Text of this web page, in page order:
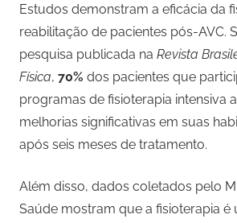
Estudos demonstram a eficácia da
reabilitação de pacientes pós-AVC.
pesquisa publicada na Revista
Física, 70% dos pacientes que
programas de fisioterapia intensiva
melhorias significativas em suas
após seis meses de tratamento.
Além disso, dados coletados pelo
Saúde mostram que a fisioterapia é